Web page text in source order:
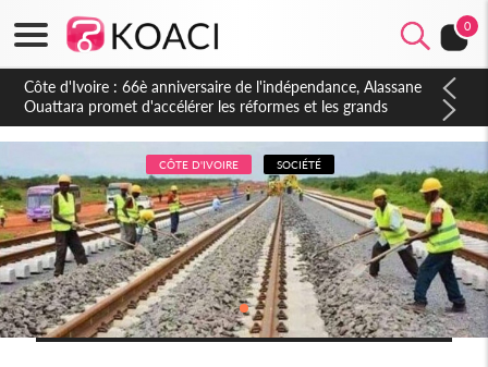
0
Côte d'Ivoire : À Abidjan, Amadou Oury Bah admire le modèle
ivoirien et veut s'en inspirer pour accélérer le développement
de la Guinée
CÔTE D'IVOIRE SOCIÉTÉ